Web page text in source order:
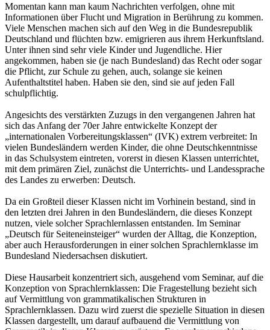
Momentan kann man kaum Nachrichten verfolgen, ohne mit
Informationen über Flucht und Migration in Berührung zu kommen.
Viele Menschen machen sich auf den Weg in die Bundesrepublik
Deutschland und flüchten bzw. emigrieren aus ihrem Herkunftsland.
Unter ihnen sind sehr viele Kinder und Jugendliche. Hier
angekommen, haben sie (je nach Bundesland) das Recht oder sogar
die Pflicht, zur Schule zu gehen, auch, solange sie keinen
Aufenthaltstitel haben. Haben sie den, sind sie auf jeden Fall
schulpflichtig.
Angesichts des verstärkten Zuzugs in den vergangenen Jahren hat
sich das Anfang der 70er Jahre entwickelte Konzept der
„internationalen Vorbereitungsklassen“ (IVK) extrem verbreitet: In
vielen Bundesländern werden Kinder, die ohne Deutschkenntnisse
in das Schulsystem eintreten, vorerst in diesen Klassen unterrichtet,
mit dem primären Ziel, zunächst die Unterrichts- und Landessprache
des Landes zu erwerben: Deutsch.
Da ein Großteil dieser Klassen nicht im Vorhinein bestand, sind in
den letzten drei Jahren in den Bundesländern, die dieses Konzept
nutzen, viele solcher Sprachlernlassen entstanden. Im Seminar
„Deutsch für Seiteneinsteiger“ wurden der Alltag, die Konzeption,
aber auch Herausforderungen in einer solchen Sprachlernklasse im
Bundesland Niedersachsen diskutiert.
Diese Hausarbeit konzentriert sich, ausgehend vom Seminar, auf die
Konzeption von Sprachlernklassen: Die Fragestellung bezieht sich
auf Vermittlung von grammatikalischen Strukturen in
Sprachlernklassen. Dazu wird zuerst die spezielle Situation in diesen
Klassen dargestellt, um darauf aufbauend die Vermittlung von